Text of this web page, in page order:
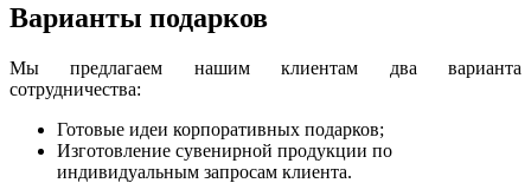
Варианты подарков
Мы предлагаем нашим клиентам два варианта
сотрудничества:
Готовые идеи корпоративных подарков;
Изготовление сувенирной продукции по
индивидуальным запросам клиента.